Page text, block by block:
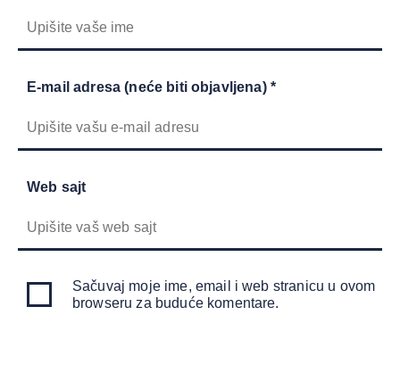
E-mail adresa (neće biti objavljena) *
Web sajt
Sačuvaj moje ime, email i web stranicu u ovom
browseru za buduće komentare.